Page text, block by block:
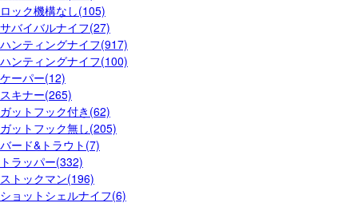
ロック機構なし(105)
サバイバルナイフ(27)
ハンティングナイフ(917)
ハンティングナイフ(100)
ケーパー(12)
スキナー(265)
ガットフック付き(62)
ガットフック無し(205)
バード&トラウト(7)
トラッパー(332)
ストックマン(196)
ショットシェルナイフ(6)